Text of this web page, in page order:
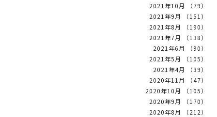
2021年10月 （79）
2021年9月 （151）
2021年8月 （190）
2021年7月 （138）
2021年6月 （90）
2021年5月 （105）
2021年4月 （39）
2020年11月 （47）
2020年10月 （105）
2020年9月 （170）
2020年8月 （212）